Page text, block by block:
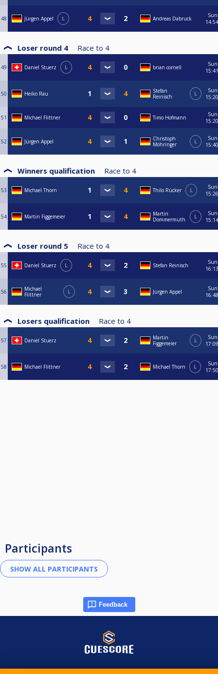
48 Jürgen Appel L Andreas Dabruck
Sun
14:54
Loser round 4 Race to 4
49 Daniel Stuerz L brian cornell
Sun
15:41
50 Heiko Rau
Stefan
Reinisch
L
Sun
15:20
51 Michael Flittner Timo Hofmann
Sun
15:20
52 Jürgen Appel
Christoph
Möhringer
L
Sun
15:40
Winners qualification Race to 4
53 Michael Thorn Thilo Rücker L
Sun
15:26
54 Martin Figgemeier
Martin
Dommermuth
L
Sun
15:14
Loser round 5 Race to 4
55 Daniel Stuerz L Stefan Reinisch
Sun
16:13
56
Michael
Flittner
L Jürgen Appel
Sun
16:48
Losers qualification Race to 4
57 Daniel Stuerz
Martin
Figgemeier
L
Sun
17:09
58 Michael Flittner Michael Thorn L
Sun
17:50
Participants
Feedback